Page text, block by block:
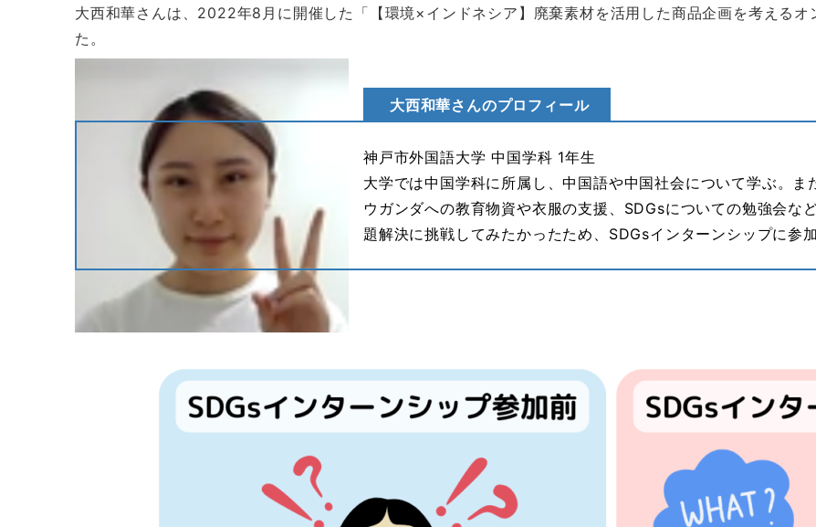
大西和華さんは、2022年8月に開催した「【環境×インドネシア】廃棄素材を活用した商品企画を考える
た。
大西和華さんのプロフィール
神戸市外国語大学 中国学科 1年生
大学では中国学科に所属し、中国語や中国社会について学ぶ。ま
ウガンダへの教育物資や衣服の支援、SDGsについての勉強会な
題解決に挑戦してみたかったため、SDGsインターンシップに参加